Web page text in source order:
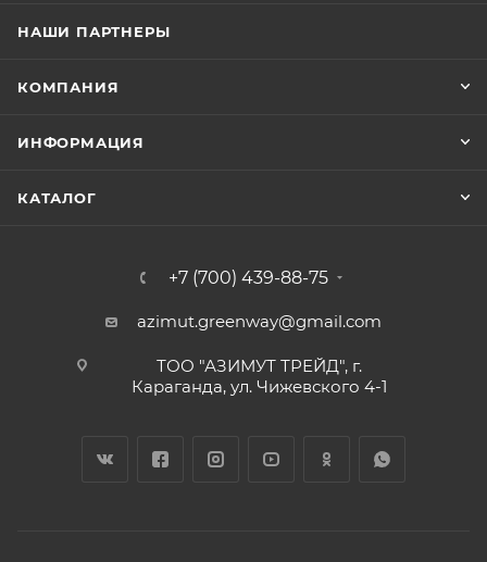
НАШИ ПАРТНЕРЫ
КОМПАНИЯ
ИНФОРМАЦИЯ
КАТАЛОГ
+7 (700) 439-88-75
azimut.greenway@gmail.com
ТОО "АЗИМУТ ТРЕЙД", г.
Караганда, ул. Чижевского 4-1